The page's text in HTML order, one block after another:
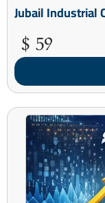
Jubail Industrial
59 $